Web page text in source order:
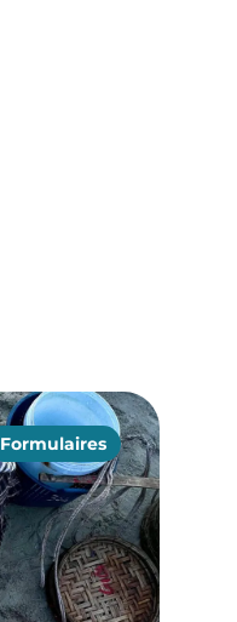
Formulaires